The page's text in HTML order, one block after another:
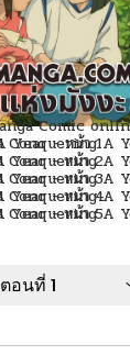
ตอนที่ 1